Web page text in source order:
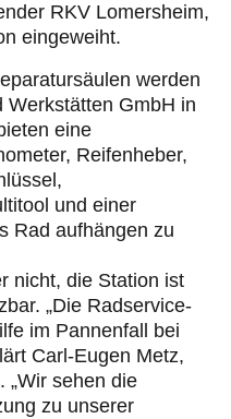
RKV Lomersheim,
eingeweiht.
werden
Werkstätten GmbH in
eine
Reifenheber,
und einer
Rad aufhängen zu
nicht, die Station ist
„Die Radservice-
im Pannenfall bei
Carl-Eugen Metz,
„Wir sehen die
zu unserer